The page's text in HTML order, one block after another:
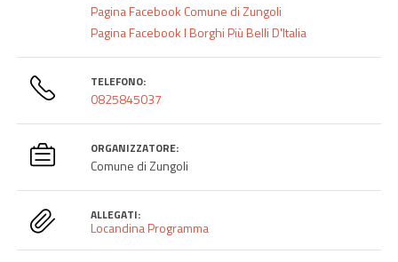
Pagina Facebook Comune di Zungoli
Pagina Facebook I Borghi Più Belli D'Italia
TELEFONO:
0825845037
ORGANIZZATORE:
Comune di Zungoli
ALLEGATI:
LocandinaProgramma